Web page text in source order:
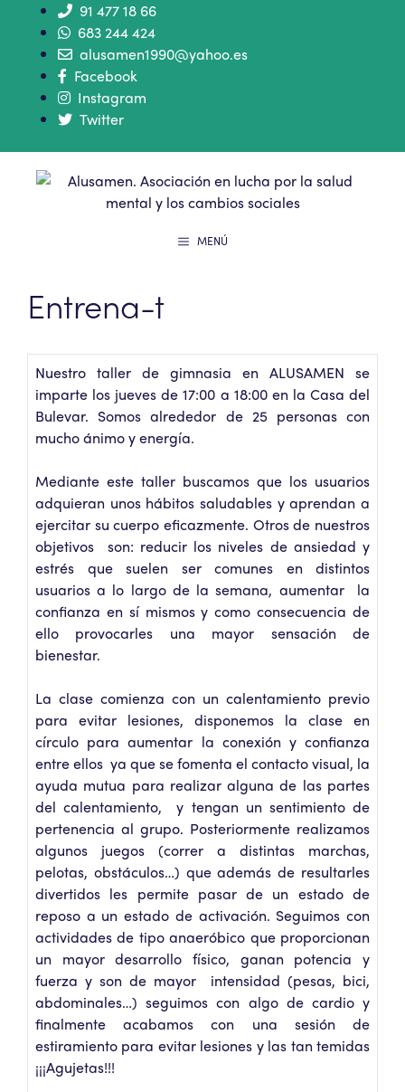
91 477 18 66
683 244 424
alusamen1990@yahoo.es
Facebook
Instagram
Twitter
MENÚ
Entrena-t
Nuestro taller de gimnasia en ALUSAMEN se
imparte los jueves de 17:00 a 18:00 en la Casa del
Bulevar. Somos alrededor de 25 personas con
mucho ánimo y energía.
Mediante este taller buscamos que los usuarios
adquieran unos hábitos saludables y aprendan a
ejercitar su cuerpo eficazmente. Otros de nuestros
objetivos son: reducir los niveles de ansiedad y
estrés que suelen ser comunes en distintos
usuarios a lo largo de la semana, aumentar la
confianza en sí mismos y como consecuencia de
ello provocarles una mayor sensación de
bienestar.
La clase comienza con un calentamiento previo
para evitar lesiones, disponemos la clase en
círculo para aumentar la conexión y confianza
entre ellos ya que se fomenta el contacto visual, la
ayuda mutua para realizar alguna de las partes
del calentamiento, y tengan un sentimiento de
pertenencia al grupo. Posteriormente realizamos
algunos juegos (correr a distintas marchas,
pelotas, obstáculos…) que además de resultarles
divertidos les permite pasar de un estado de
reposo a un estado de activación. Seguimos con
actividades de tipo anaeróbico que proporcionan
un mayor desarrollo físico, ganan potencia y
fuerza y son de mayor intensidad (pesas, bici,
abdominales…) seguimos con algo de cardio y
finalmente acabamos con una sesión de
estiramiento para evitar lesiones y las tan temidas
¡¡¡Agujetas!!!